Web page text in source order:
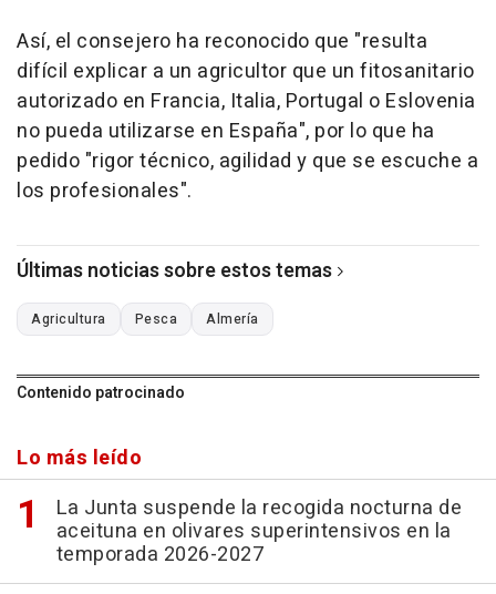
Así, el consejero ha reconocido que "resulta
difícil explicar a un agricultor que un fitosanitario
autorizado en Francia, Italia, Portugal o Eslovenia
no pueda utilizarse en España", por lo que ha
pedido "rigor técnico, agilidad y que se escuche a
los profesionales".
Últimas noticias sobre estos temas
Agricultura Pesca Almería
Contenido patrocinado
Lo más leído
La Junta suspende la recogida nocturna de
aceituna en olivares superintensivos en la
temporada 2026-2027